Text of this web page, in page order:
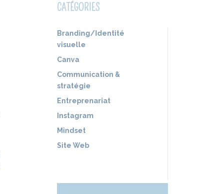
CATÉGORIES
Branding/Identité
visuelle
Canva
Communication &
stratégie
Entreprenariat
Instagram
Mindset
Site Web